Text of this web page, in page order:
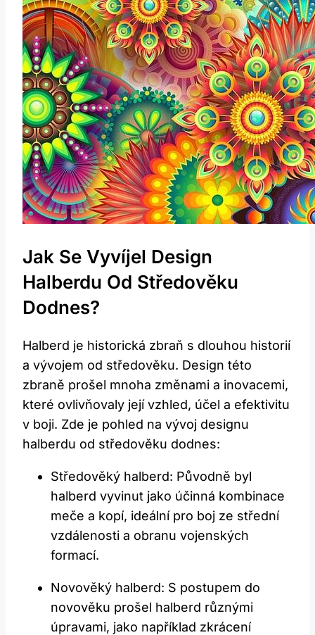
Jak Se Vyvíjel⁤ Design
Halberdu Od​ Středověku
⁤dodnes?
Halberd je historická zbraň s dlouhou historií
⁤a vývojem‍ od ‌středověku. Design této
⁤zbraně prošel mnoha změnami a inovacemi,
které ovlivňovaly její⁢ vzhled, účel a efektivitu‍
v boji. Zde ⁣je pohled na vývoj designu
halberdu od středověku dodnes:
Středověký⁣ halberd: Původně ​byl
halberd vyvinut jako ⁣účinná ⁢kombinace⁣
meče a kopí, ideální pro​ boj ze⁤ střední
vzdálenosti a ⁤obranu vojenských
formací.
Novověký halberd: S‍ postupem do
novověku prošel halberd⁤ různými
úpravami, jako‍ například zkrácení